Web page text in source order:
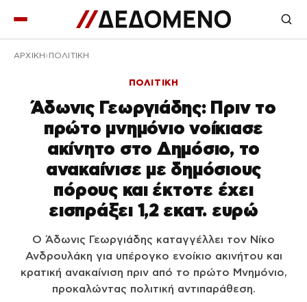
ΑΡΧΙΚΉ ΠΟΛΙΤΙΚΗ
ΠΟΛΙΤΙΚΗ
Άδωνις Γεωργιάδης: Πριν το
πρώτο μνημόνιο νοίκιασε
ακίνητο στο Δημόσιο, το
ανακαίνισε με δημόσιους
πόρους και έκτοτε έχει
εισπράξει 1,2 εκατ. ευρώ
Ο Άδωνις Γεωργιάδης καταγγέλλει τον Νίκο
Ανδρουλάκη για υπέρογκο ενοίκιο ακινήτου και
κρατική ανακαίνιση πριν από το πρώτο Μνημόνιο,
προκαλώντας πολιτική αντιπαράθεση.